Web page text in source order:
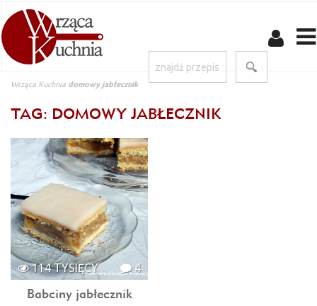
Wrząca Kuchnia domowy jabłecznik
TAG: DOMOWY JABŁECZNIK
4
114 TYSIĘCY
Babciny jabłecznik